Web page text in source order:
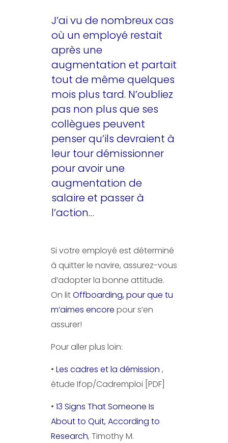
J’ai vu de nombreux cas
où un employé restait
après une
augmentation et partait
tout de même quelques
mois plus tard. N’oubliez
pas non plus que ses
collègues peuvent
penser qu’ils devraient à
leur tour démissionner
pour avoir une
augmentation de
salaire et passer à
l’action…
Si votre employé est déterminé
à quitter le navire, assurez-vous
d’adopter la bonne attitude.
On litOffboarding, pour que tu
m’aimes encore pour s’en
assurer!
Pour aller plus loin:
• Les cadres et la démission ,
étude Ifop/Cadremploi [PDF]
• 13 Signs That Someone Is
About to Quit, According to
Research, Timothy M.